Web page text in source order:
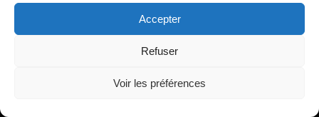
Accepter
Refuser
Voir les préférences